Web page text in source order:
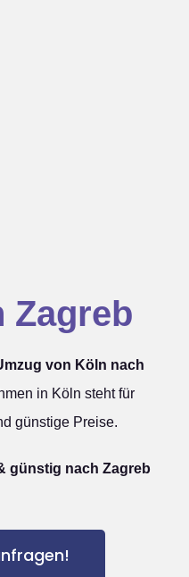
Zagreb
von Köln nach
in Köln steht für
günstige Preise.
günstig nach Zagreb